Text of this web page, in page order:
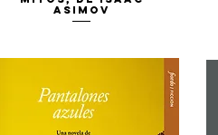
Asimov